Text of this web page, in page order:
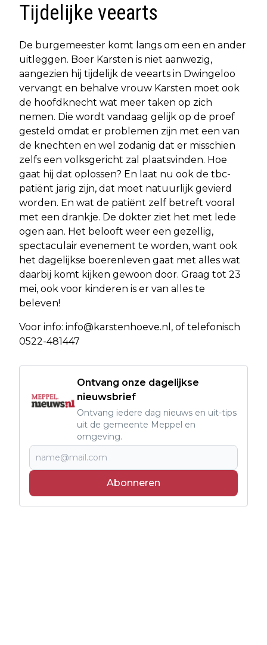
Tijdelijke veearts
De burgemeester komt langs om een en ander
uitleggen. Boer Karsten is niet aanwezig,
aangezien hij tijdelijk de veearts in Dwingeloo
vervangt en behalve vrouw Karsten moet ook
de hoofdknecht wat meer taken op zich
nemen. Die wordt vandaag gelijk op de proef
gesteld omdat er problemen zijn met een van
de knechten en wel zodanig dat er misschien
zelfs een volksgericht zal plaatsvinden. Hoe
gaat hij dat oplossen? En laat nu ook de tbc-
patiënt jarig zijn, dat moet natuurlijk gevierd
worden. En wat de patiënt zelf betreft vooral
met een drankje. De dokter ziet het met lede
ogen aan. Het belooft weer een gezellig,
spectaculair evenement te worden, want ook
het dagelijkse boerenleven gaat met alles wat
daarbij komt kijken gewoon door. Graag tot 23
mei, ook voor kinderen is er van alles te
beleven!
Voor info: info@karstenhoeve.nl , of telefonisch
0522-481447
Ontvang onze dagelijkse
nieuwsbrief
Ontvang iedere dag nieuws en uit-tips
uit de gemeente Meppel en
omgeving.
Abonneren